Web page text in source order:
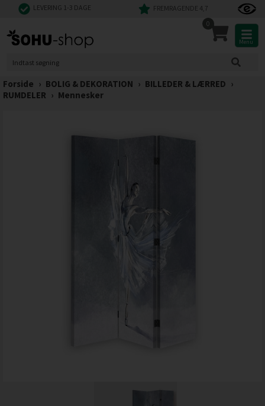
LEVERING 1-3 DAGE FREMRAGENDE 4,7
0
Menu
Forside › BOLIG & DEKORATION › BILLEDER & LÆRRED ›
RUMDELER › Mennesker